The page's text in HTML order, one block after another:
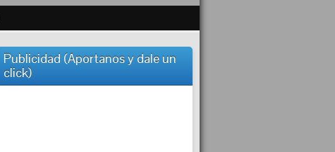
Publicidad (Aportanos y dale un
click)